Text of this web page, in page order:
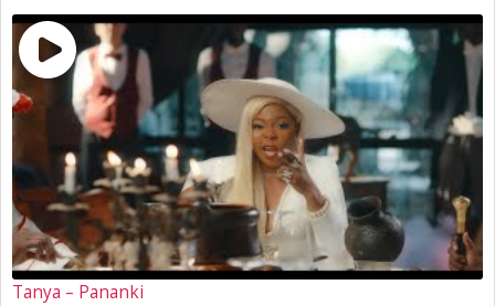
Tanya – Pananki